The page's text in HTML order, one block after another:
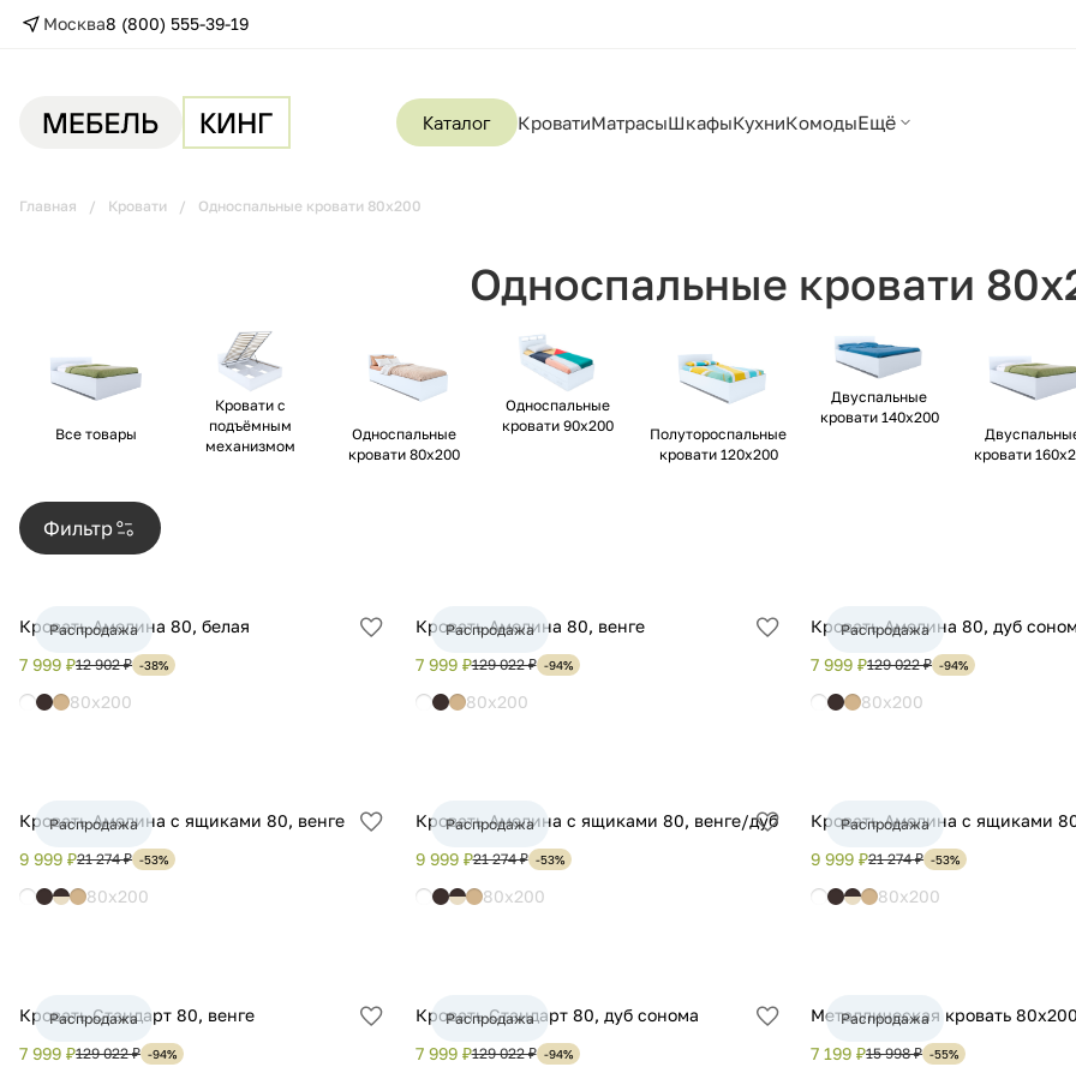
Москва8 (800) 555-39-19
Каталог КроватиМатрасыШкафыКухниКомодыЕщё
Главная Кровати Односпальные кровати 80х200
Односпальные кровати
Все товары
Кровати с
подъёмным
механизмом
Односпальные
кровати 80х200
Односпальные
кровати 90х200
Полутороспальные
кровати 120х200
Двуспальные
кровати 140х200
кровати
Фильтр
Добавить
Кровать Амелина 80, белая
7 999 ₽12 902 ₽ -38%
Распродажа
80x200
Добавить
Кровать Амелина 80, венге
7 999 ₽129 022 ₽ -94%
Распродажа
80x200
Кровать Амелина 80, дуб
7 999 ₽129 022 ₽ -94%
Распродажа
80x200
Добавить
Кровать Амелина с ящиками 80, венге
9 999 ₽21 274 ₽ -53%
Распродажа
80x200
Добавить
Кровать Амелина с ящиками 80, венге/дуб
9 999 ₽21 274 ₽ -53%
Распродажа
80x200
Кровать Амелина с ящиками
9 999 ₽21 274 ₽ -53%
Распродажа
80x200
Добавить
Кровать Стандарт 80, венге
7 999 ₽129 022 ₽ -94%
Распродажа
Добавить
Кровать Стандарт 80, дуб сонома
7 999 ₽129 022 ₽ -94%
Распродажа
Металлическая кровать 80х200
7 199 ₽15 998 ₽ -55%
Распродажа